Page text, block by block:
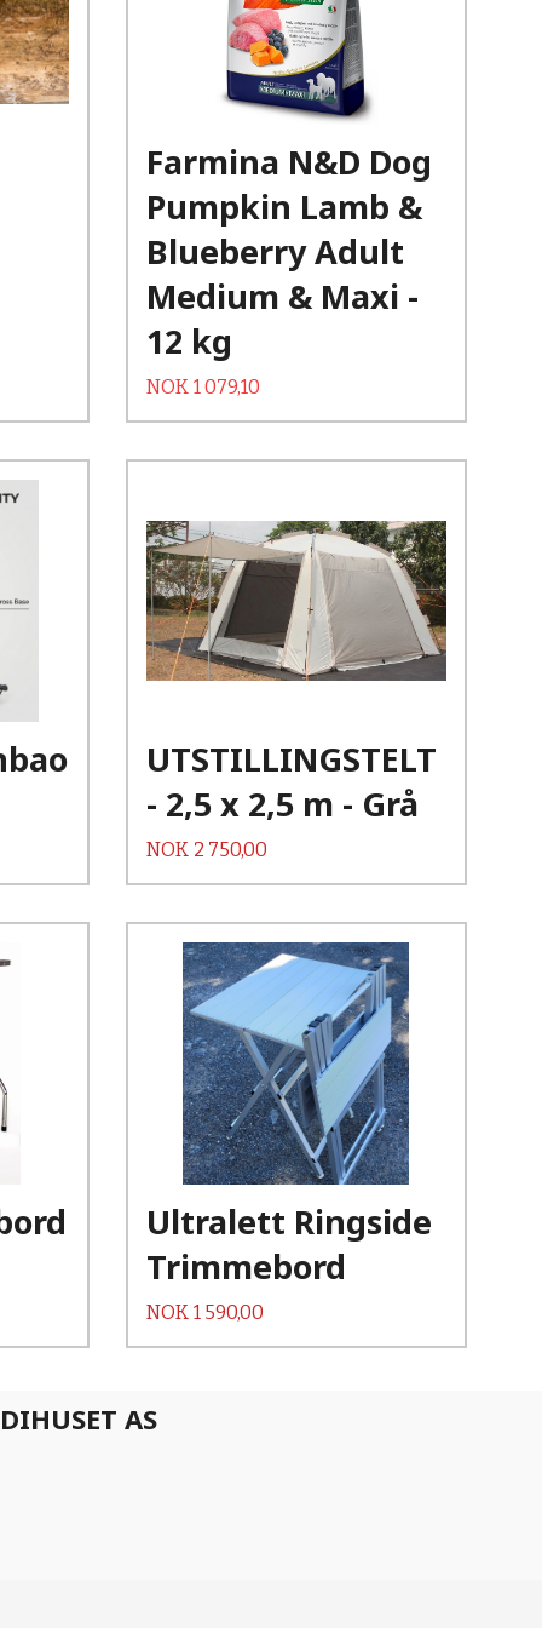
Farmina N&D Dog
Pumpkin Lamb &
Blueberry Adult
Medium & Maxi -
12 kg
Tilbud
NOK 1 079,10
Kjøp
UTSTILLINGSTELT
- 2,5 x 2,5 m - Grå
Pris
NOK 2 750,00
Kjøp
Les mer
Ultralett Ringside
Trimmebord
Pris
NOK 1 590,00
Kjøp
Les mer
AS